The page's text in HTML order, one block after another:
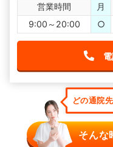
営業時間 月
9:00～20:00
○
どの通院
そんな